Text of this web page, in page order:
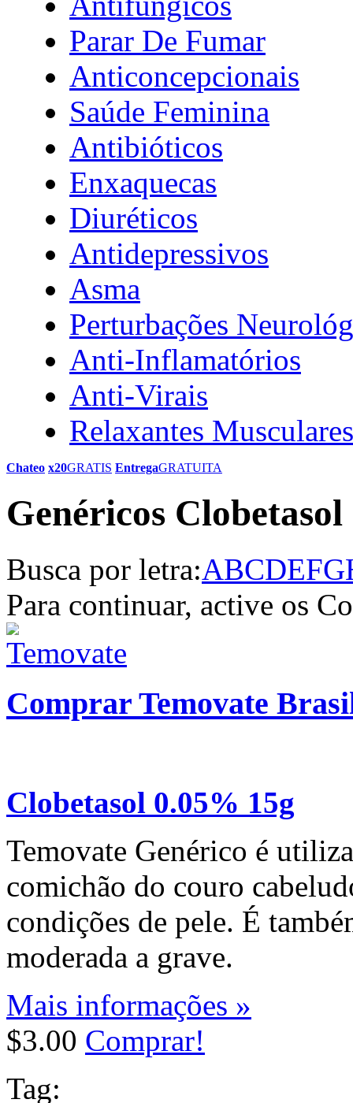
Parar De Fumar
Anticoncepcionais
Saúde Feminina
Antibióticos
Enxaquecas
Diuréticos
Antidepressivos
Asma
Perturbações
Anti-Inflamatórios
Anti-Virais
Relaxantes Musculares
Chateo x20GRATIS EntregaGRATUITA
Genéricos
Busca por letra:ABCDEFG
Para continuar, active os
Comprar Temovate
Clobetasol 0.05% 15g
Temovate Genérico é
comichão do couro
condições de pele. É
moderada a grave.
Mais informações »
$3.00 Comprar!
Tag: